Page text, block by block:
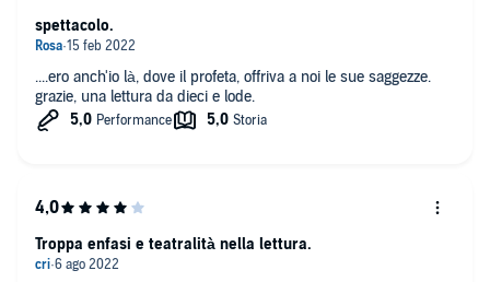
....ero anch'io là, dove il profeta, offriva a noi le sue saggezze.
grazie, una lettura da dieci e lode.
spettacolo.
Troppa enfasi e teatralità nella lettura.